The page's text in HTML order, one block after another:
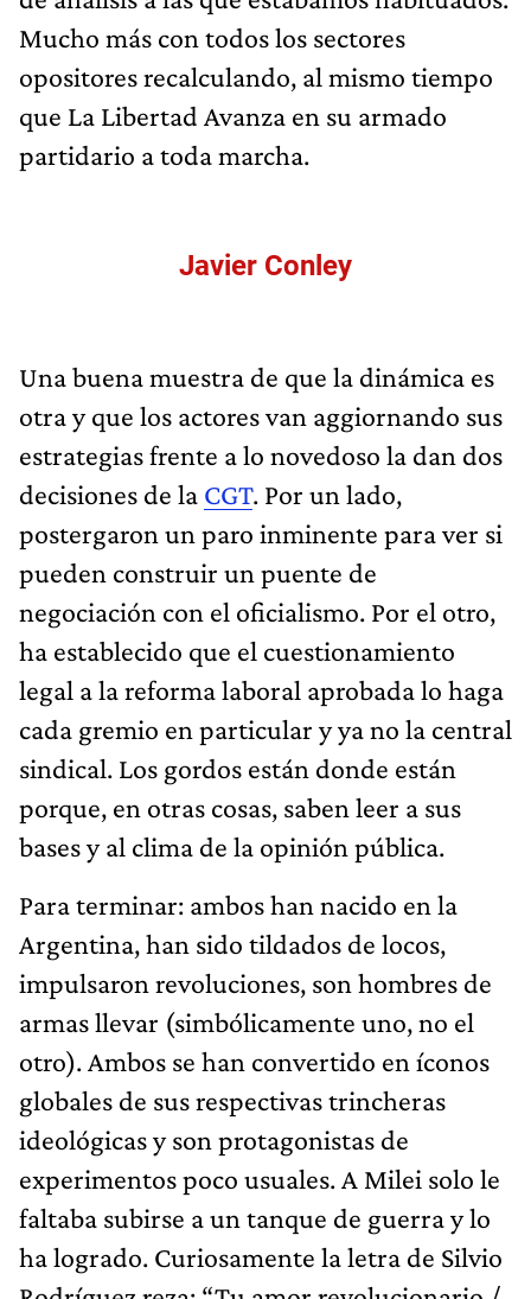
Mucho más con todos los sectores
opositores recalculando, al mismo tiempo
que La Libertad Avanza en su armado
partidario a toda marcha.
Javier Conley
Una buena muestra de que la dinámica es
otra y que los actores van aggiornando sus
estrategias frente a lo novedoso la dan dos
decisiones de la CGT. Por un lado,
postergaron un paro inminente para ver si
pueden construir un puente de
negociación con el oficialismo. Por el otro,
ha establecido que el cuestionamiento
legal a la reforma laboral aprobada lo haga
cada gremio en particular y ya no la central
sindical. Los gordos están donde están
porque, en otras cosas, saben leer a sus
bases y al clima de la opinión pública.
Para terminar: ambos han nacido en la
Argentina, han sido tildados de locos,
impulsaron revoluciones, son hombres de
armas llevar (simbólicamente uno, no el
otro). Ambos se han convertido en íconos
globales de sus respectivas trincheras
ideológicas y son protagonistas de
experimentos poco usuales. A Milei solo le
faltaba subirse a un tanque de guerra y lo
ha logrado. Curiosamente la letra de Silvio